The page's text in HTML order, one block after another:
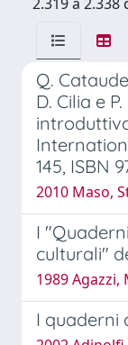
Q.
D. Cilia e
145, ISBN
2010 Maso,
I
culturali"
1989 Agazzi,
I quaderni